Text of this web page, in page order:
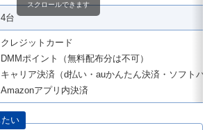
4台
クレジットカード
DMMポイント（無料配布分は不可）
キャリア決済（d払い・auかんたん決済・ソフトバ
Amazonアプリ内決済
スクロールできます